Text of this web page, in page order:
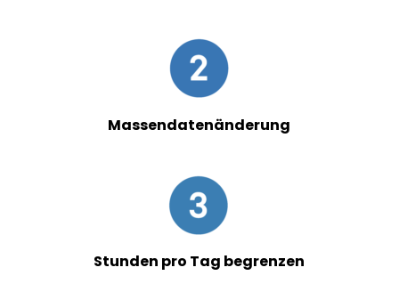
Massendatenänderung
Stunden pro Tag begrenzen